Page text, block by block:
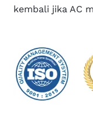
kembali jika AC